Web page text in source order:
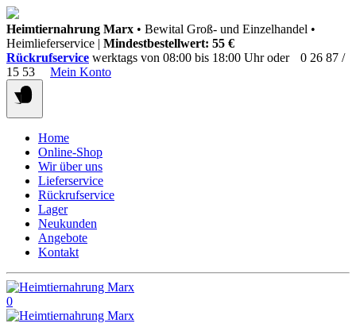
Springen
Sie
zum
Inhalt
Heimtiernahrung Marx • Bewital Groß- und Einzelhandel •
Heimlieferservice | Mindestbestellwert: 55 €
Rückrufservice werktags von 08:00 bis 18:00 Uhr oder
0 26 87 /
15 53
Mein Konto
Home
Online-Shop
Wir über uns
Lieferservice
Rückrufservice
Lager
Neukunden
Angebote
Kontakt
0